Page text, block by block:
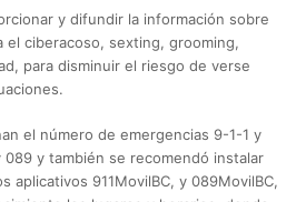
y difundir la información sobre
ciberacoso, sexting, grooming,
para disminuir el riesgo de verse
el número de emergencias 9-1-1 y
089 y también se recomendó instalar
aplicativos 911MovilBC, y 089MovilBC,